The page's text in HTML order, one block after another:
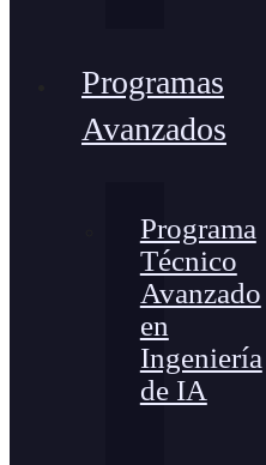
Programas
Avanzados
Programa
Técnico
Avanzado
en
Ingeniería
de IA